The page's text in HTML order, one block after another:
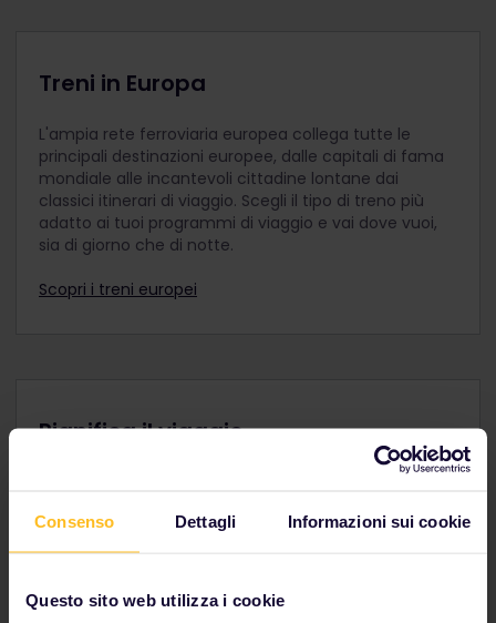
Consenso Dettagli Informazioni sui cookie
Questo sito web utilizza i cookie
esempio, 2 adulti possono portare con sé 4
bambini. Se con un adulto viaggiano più di 2
acquistare un Pass Giovani.
I bambini sotto i 12 anni viaggiano nella stessa
classe di viaggio dell'adulto che li accompagna.
Ricordati di aggiungere eventuali Pass Bambini al
tuo ordine insieme ai Pass Adulti, Pass Giovani o
aggiungerli al tuo ordine dopo l'acquisto.
Treni in Europa
L'ampia rete ferroviaria europea collega tutte le
principali destinazioni europee, dalle capitali di fama
mondiale alle incantevoli cittadine lontane dai
classici itinerari di viaggio. Scegli il tipo di treno più
adatto ai tuoi programmi di viaggio e vai dove vuoi,
sia di giorno che di notte.
Scopri i treni europei
Pianifica il viaggio
Consulta i dettagli di viaggio sulla tabella oraria
Visualizza la mappa della rete ferroviaria europea